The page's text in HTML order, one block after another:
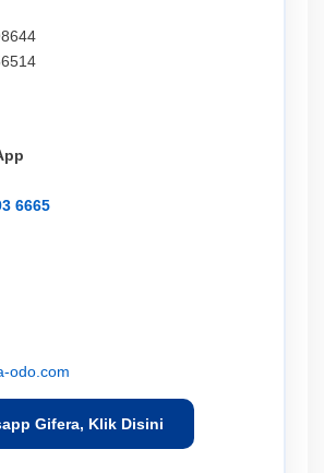
6665
odo.com
Gifera, Klik Disini